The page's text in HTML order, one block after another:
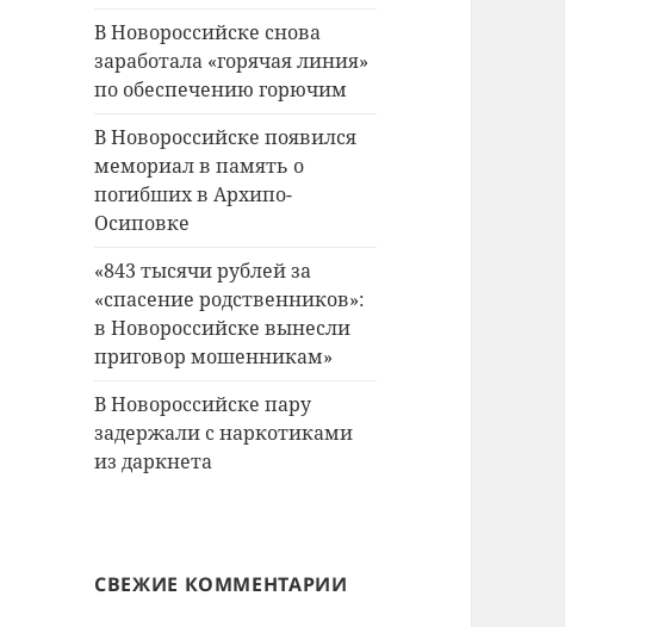
В Новороссийске снова
заработала «горячая линия»
по обеспечению горючим
В Новороссийске появился
мемориал в память о
погибших в Архипо-
Осиповке
«843 тысячи рублей за
«спасение родственников»:
в Новороссийске вынесли
приговор мошенникам»
В Новороссийске пару
задержали с наркотиками
из даркнета
СВЕЖИЕ КОММЕНТАРИИ